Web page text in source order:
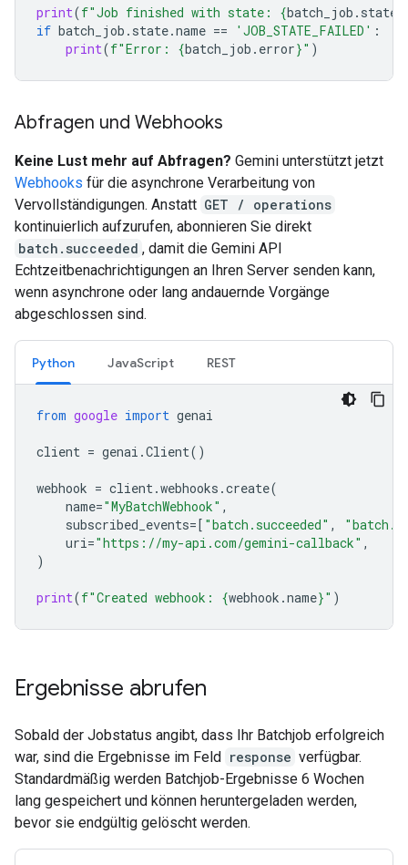
print(f"Job finished with state: {batch_job . state
if batch_job . state.name == 'JOB_STATE_FAILED' :
print(f"Error: {batch_job . error}" )
Abfragen und Webhooks
Keine Lust mehr auf Abfragen? Gemini unterstützt jetzt
Webhooks für die asynchrone Verarbeitung von
Vervollständigungen. Anstatt GET / operations
kontinuierlich aufzurufen, abonnieren Sie direkt
batch.succeeded , damit die Gemini API
Echtzeitbenachrichtigungen an Ihren Server senden kann,
wenn asynchrone oder lang andauernde Vorgänge
abgeschlossen sind.
Python JavaScript REST
from google import genai
client = genai .Client()
webhook = client.webhooks .create(
name="MyBatchWebhook" ,
subscribed_events=[ "batch.succeeded" ,
uri="https://my-api.com/gemini-callback" ,
)
print(f"Created webhook: {webhook .name}" )
Ergebnisse abrufen
Sobald der Jobstatus angibt, dass Ihr Batchjob erfolgreich
war, sind die Ergebnisse im Feld response verfügbar.
Standardmäßig werden Batchjob-Ergebnisse 6 Wochen
lang gespeichert und können heruntergeladen werden,
bevor sie endgültig gelöscht werden.